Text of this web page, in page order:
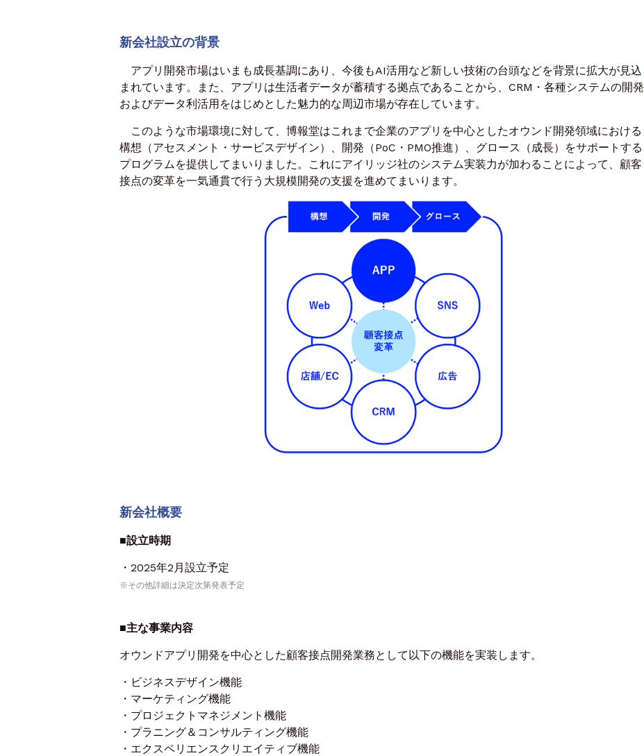
新会社設立の背景
アプリ開発市場はいまも成長基調にあり、今後もAI活用など新しい技術の台頭などを背景に拡大が見込
まれています。また、アプリは生活者データが蓄積する拠点であることから、CRM・各種システムの開発
およびデータ利活用をはじめとした魅力的な周辺市場が存在しています。
このような市場環境に対して、博報堂はこれまで企業のアプリを中心としたオウンド開発領域における
構想（アセスメント・サービスデザイン）、開発（PoC・PMO推進）、グロース（成長）をサポートする
プログラムを提供してまいりました。これにアイリッジ社のシステム実装力が加わることによって、顧客
接点の変革を一気通貫で行う大規模開発の支援を進めてまいります。
新会社概要
■設立時期
・2025年2月設立予定
※その他詳細は決定次第発表予定
■主な事業内容
オウンドアプリ開発を中心とした顧客接点開発業務として以下の機能を実装します。
・ビジネスデザイン機能
・マーケティング機能
・プロジェクトマネジメント機能
・プラニング＆コンサルティング機能
・エクスペリエンスクリエイティブ機能